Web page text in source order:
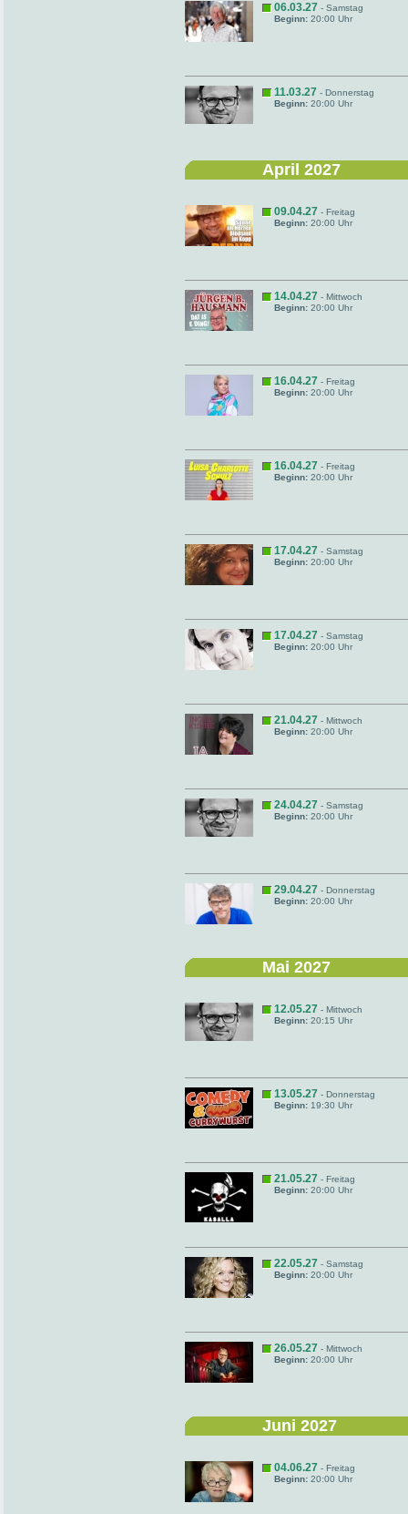
06.03.27 - Samstag
Beginn: 20:00 Uhr
11.03.27 - Donnerstag
Beginn: 20:00 Uhr
April 2027
09.04.27 - Freitag
Beginn: 20:00 Uhr
14.04.27 - Mittwoch
Beginn: 20:00 Uhr
16.04.27 - Freitag
Beginn: 20:00 Uhr
16.04.27 - Freitag
Beginn: 20:00 Uhr
17.04.27 - Samstag
Beginn: 20:00 Uhr
17.04.27 - Samstag
Beginn: 20:00 Uhr
21.04.27 - Mittwoch
Beginn: 20:00 Uhr
24.04.27 - Samstag
Beginn: 20:00 Uhr
29.04.27 - Donnerstag
Beginn: 20:00 Uhr
Mai 2027
12.05.27 - Mittwoch
Beginn: 20:15 Uhr
13.05.27 - Donnerstag
Beginn: 19:30 Uhr
21.05.27 - Freitag
Beginn: 20:00 Uhr
22.05.27 - Samstag
Beginn: 20:00 Uhr
26.05.27 - Mittwoch
Beginn: 20:00 Uhr
Juni 2027
04.06.27 - Freitag
Beginn: 20:00 Uhr